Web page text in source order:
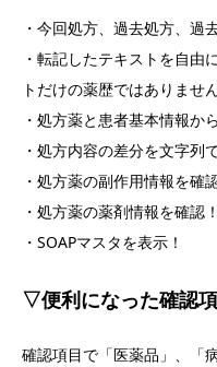
・今回処方、過去処方、過
・転記したテキストを自由
トだけの薬歴ではありません
・処方薬と患者基本情報か
・処方内容の差分を文字列
・処方薬の副作用情報を確
・処方薬の薬剤情報を確認！
・SOAPマスタを表示！
▽便利になった確認項
確認項目で「医薬品」、「